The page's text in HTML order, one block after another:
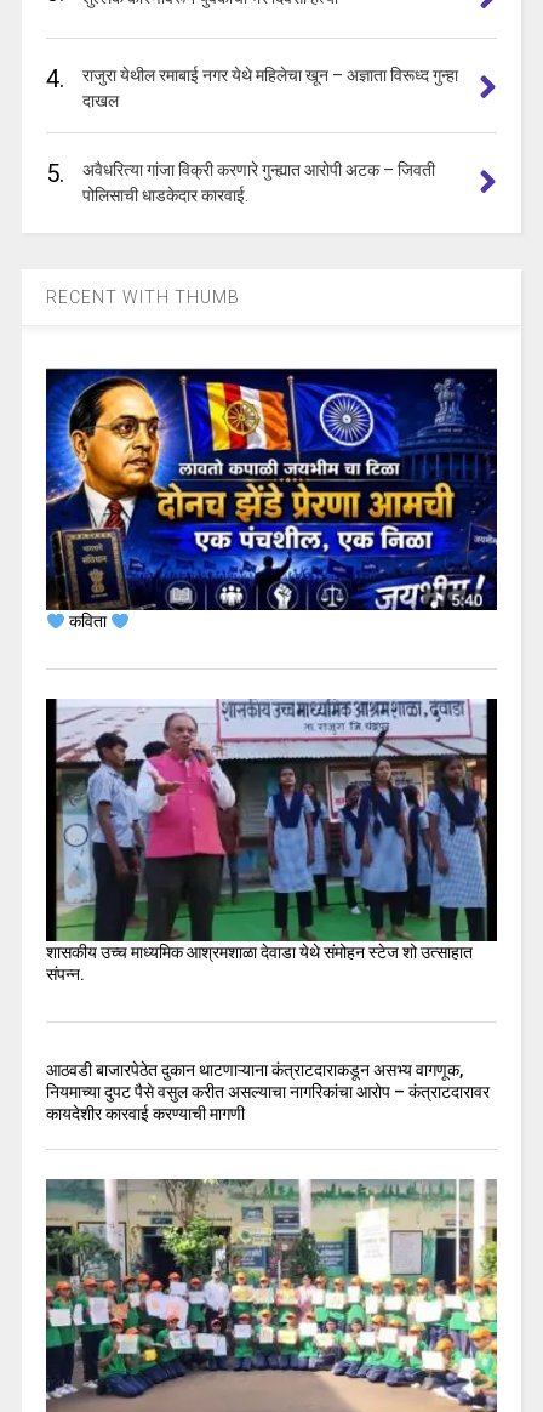
4.
राजुरा येथील रमाबाई नगर येथे महिलेचा खून – अज्ञाता विरूध्द गुन्हा
दाखल
5.
अवैधरित्या गांजा विक्री करणारे गुन्ह्यात आरोपी अटक – जिवती
पोलिसाची धाडकेदार कारवाई.
RECENT WITH THUMB
कविता
शासकीय उच्च माध्यमिक आश्रमशाळा देवाडा येथे संमोहन स्टेज शो उत्साहात
संपन्न.
आठवडी बाजारपेठेत दुकान थाटणाऱ्याना कंत्राटदाराकडून असभ्य वागणूक,
नियमाच्या दुपट पैसे वसुल करीत असल्याचा नागरिकांचा आरोप – कंत्राटदारावर
कायदेशीर कारवाई करण्याची मागणी